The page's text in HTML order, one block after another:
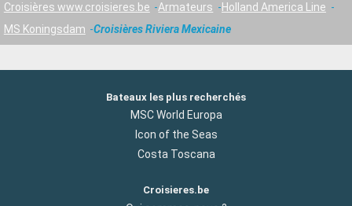
Croisières www.croisieres.be Armateurs
Holland America Line
MS Koningsdam
Croisières Riviera Mexicaine
Bateaux les plus recherchés
MSC World Europa
Icon of the Seas
Costa Toscana
Croisieres.be